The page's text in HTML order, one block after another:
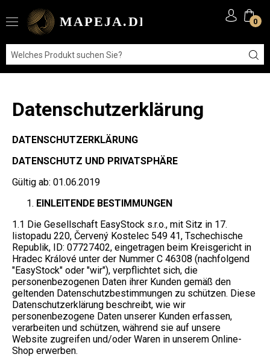
0
Datenschutzerklärung
DATENSCHUTZERKLÄRUNG
DATENSCHUTZ UND PRIVATSPHÄRE
Gültig ab: 01.06.2019
EINLEITENDE BESTIMMUNGEN
1.1 Die Gesellschaft EasyStock s.r.o., mit Sitz in 17.
listopadu 220, Červený Kostelec 549 41, Tschechische
Republik, ID: 07727402, eingetragen beim Kreisgericht in
Hradec Králové unter der Nummer C 46308 (nachfolgend
"EasyStock" oder "wir"), verpflichtet sich, die
personenbezogenen Daten ihrer Kunden gemäß den
geltenden Datenschutzbestimmungen zu schützen. Diese
Datenschutzerklärung beschreibt, wie wir
personenbezogene Daten unserer Kunden erfassen,
verarbeiten und schützen, während sie auf unsere
Website zugreifen und/oder Waren in unserem Online-
Shop erwerben.